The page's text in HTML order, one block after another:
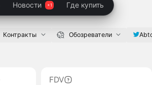
Новости Где купить
Контракты Обозреватели
FDV